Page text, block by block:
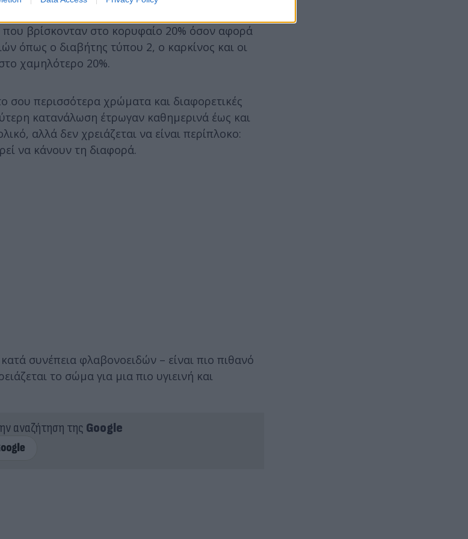
ποικιλία φλαβονοειδών είχαν επιπλέον
που βρίσκονταν στο κορυφαίο 20% όσον αφορά
όπως ο διαβήτης τύπου 2, ο καρκίνος και οι
χαμηλότερο 20%.
σου περισσότερα χρώματα και διαφορετικές
κατανάλωση έτρωγαν καθημερινά έως και
αλλά δεν χρειάζεται να είναι περίπλοκο:
να κάνουν τη διαφορά.
συνέπεια φλαβονοειδών – είναι πιο πιθανό
το σώμα για μια πιο υγιεινή και
αναζήτηση της Google